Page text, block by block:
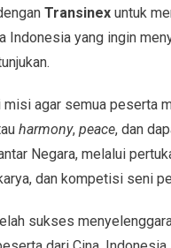
Transinex untuk
Indonesia yang ingin
misi agar semua peserta
harmony, peace, dan
Negara, melalui
dan kompetisi seni
sukses